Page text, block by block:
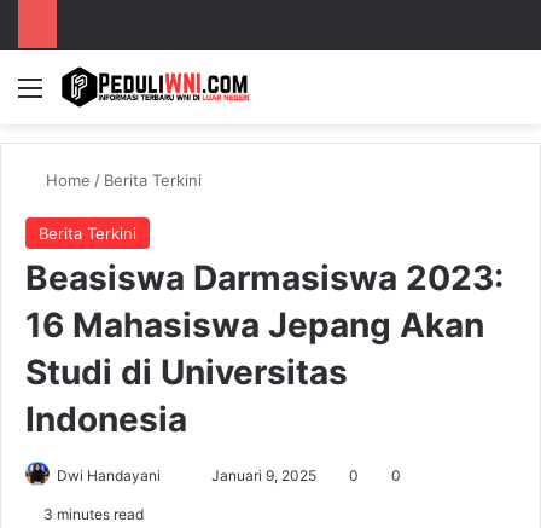
Menu
Home / Berita Terkini
Berita Terkini
Beasiswa Darmasiswa 2023:
16 Mahasiswa Jepang Akan
Studi di Universitas
Indonesia
Dwi Handayani Januari 9, 2025 0 0
3 minutes read